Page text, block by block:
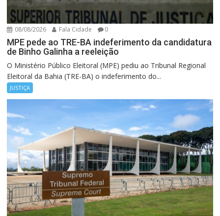
08/08/2026 Fala Cidade 0
MPE pede ao TRE-BA indeferimento da candidatura
de Binho Galinha a reeleição
O Ministério Público Eleitoral (MPE) pediu ao Tribunal Regional
Eleitoral da Bahia (TRE-BA) o indeferimento do...
JUSTIÇA